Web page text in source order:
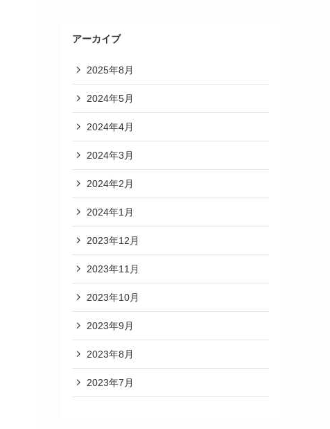
アーカイブ
2025年8月
2024年5月
2024年4月
2024年3月
2024年2月
2024年1月
2023年12月
2023年11月
2023年10月
2023年9月
2023年8月
2023年7月